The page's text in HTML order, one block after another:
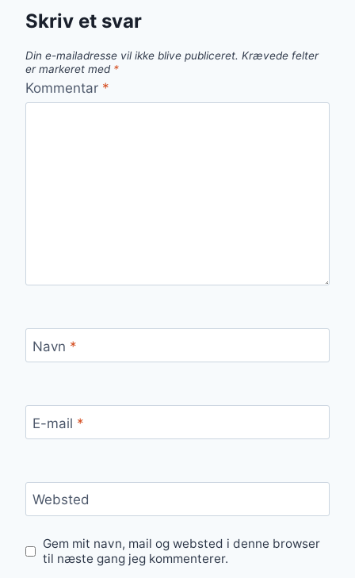
Skriv et svar
Din e-mailadresse vil ikke blive publiceret. Krævede felter
er markeret med *
Kommentar *
Navn *
E-mail *
Websted
Gem mit navn, mail og websted i denne browser
til næste gang jeg kommenterer.